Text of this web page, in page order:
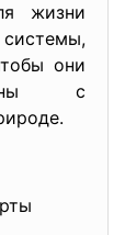
жизни
системы,
они
с